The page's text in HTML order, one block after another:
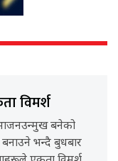
विमर्श
बनेको
भन्दै बुधबार